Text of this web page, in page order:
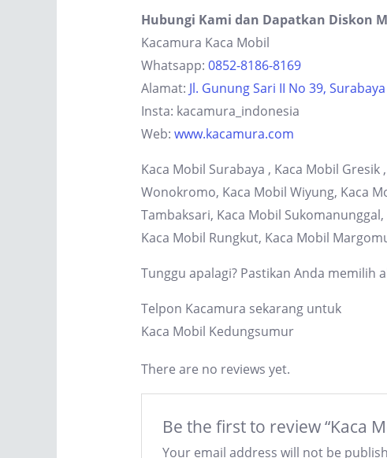
Hubungi Kami dan Dapatkan Diskon
Kacamura Kaca Mobil
Whatsapp: 0852-8186-8169
Alamat: Jl. Gunung Sari II No 39, Surabaya
Insta: kacamura_indonesia
Web: www.kacamura.com
Kaca Mobil Surabaya , Kaca Mobil
Wonokromo, Kaca Mobil Wiyung, Kaca
Tambaksari, Kaca Mobil
Kaca Mobil Rungkut, Kaca Mobil
Tunggu apalagi? Pastikan Anda memilih
Telpon Kacamura sekarang untuk
Kaca Mobil Kedungsumur
There are no reviews yet.
Be the first to review “Kaca
Your email address will not be